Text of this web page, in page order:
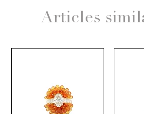
Articles